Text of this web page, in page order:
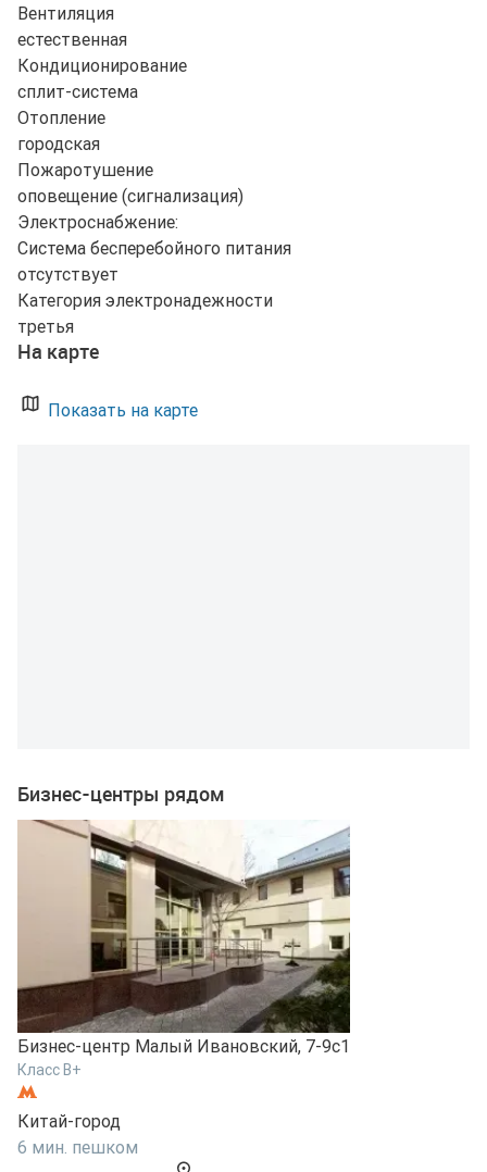
Вентиляция
естественная
Кондиционирование
сплит-система
Отопление
городская
Пожаротушение
оповещение (сигнализация)
Электроснабжение:
Система бесперебойного питания
отсутствует
Категория электронадежности
третья
На карте
Показать на карте
Бизнес-центры рядом
Бизнес-центр Малый Ивановский, 7-9с1
Класс B+
Китай-город
6 мин. пешком